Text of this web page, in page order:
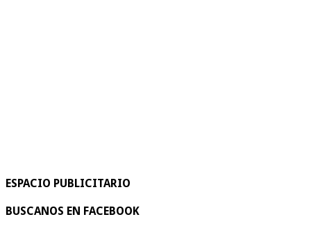
ESPACIO PUBLICITARIO
BUSCANOS EN FACEBOOK